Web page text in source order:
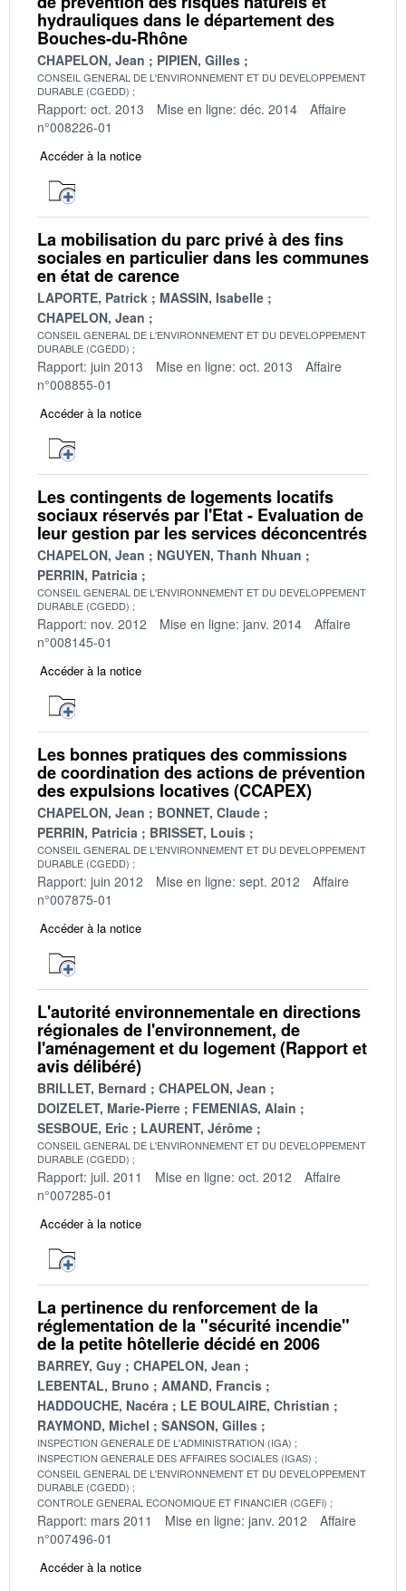
hydrauliques dans le département des
Bouches-du-Rhône
CHAPELON, Jean PIPIEN, Gilles
CONSEIL GENERAL DE L'ENVIRONNEMENT ET DU DEVELOPPEMENT
DURABLE (CGEDD)
Rapport: oct. 2013 Mise en ligne: déc. 2014
Affaire
n°008226-01
Accéder à la notice
La mobilisation du parc privé à des fins
sociales en particulier dans les communes
en état de carence
LAPORTE, Patrick
MASSIN, Isabelle
CHAPELON, Jean
CONSEIL GENERAL DE L'ENVIRONNEMENT ET DU DEVELOPPEMENT
DURABLE (CGEDD)
Rapport: juin 2013 Mise en ligne: oct. 2013
Affaire
n°008855-01
Accéder à la notice
Les contingents de logements locatifs
sociaux réservés par l'Etat - Evaluation de
leur gestion par les services déconcentrés
CHAPELON, Jean
NGUYEN, Thanh Nhuan
PERRIN, Patricia
CONSEIL GENERAL DE L'ENVIRONNEMENT ET DU DEVELOPPEMENT
DURABLE (CGEDD)
Rapport: nov. 2012 Mise en ligne: janv. 2014
Affaire
n°008145-01
Accéder à la notice
Les bonnes pratiques des commissions
de coordination des actions de prévention
des expulsions locatives (CCAPEX)
CHAPELON, Jean
BONNET, Claude
PERRIN, Patricia
BRISSET, Louis
CONSEIL GENERAL DE L'ENVIRONNEMENT ET DU DEVELOPPEMENT
DURABLE (CGEDD)
Rapport: juin 2012 Mise en ligne: sept. 2012
Affaire
n°007875-01
Accéder à la notice
L'autorité environnementale en directions
régionales de l'environnement, de
l'aménagement et du logement (Rapport et
avis délibéré)
BRILLET, Bernard
CHAPELON, Jean
DOIZELET, Marie-Pierre
FEMENIAS, Alain
SESBOUE, Eric
LAURENT, Jérôme
CONSEIL GENERAL DE L'ENVIRONNEMENT ET DU DEVELOPPEMENT
DURABLE (CGEDD)
Rapport: juil. 2011 Mise en ligne: oct. 2012
Affaire
n°007285-01
Accéder à la notice
La pertinence du renforcement de la
réglementation de la "sécurité incendie"
de la petite hôtellerie décidé en 2006
BARREY, Guy
CHAPELON, Jean
LEBENTAL, Bruno
AMAND, Francis
HADDOUCHE, Nacéra
LE BOULAIRE, Christian
RAYMOND, Michel
SANSON, Gilles
INSPECTION GENERALE DE L'ADMINISTRATION (IGA)
INSPECTION GENERALE DES AFFAIRES SOCIALES (IGAS)
CONSEIL GENERAL DE L'ENVIRONNEMENT ET DU DEVELOPPEMENT
DURABLE (CGEDD)
CONTROLE GENERAL ECONOMIQUE ET FINANCIER (CGEFi)
Rapport: mars 2011 Mise en ligne: janv. 2012
Affaire
n°007496-01
Accéder à la notice